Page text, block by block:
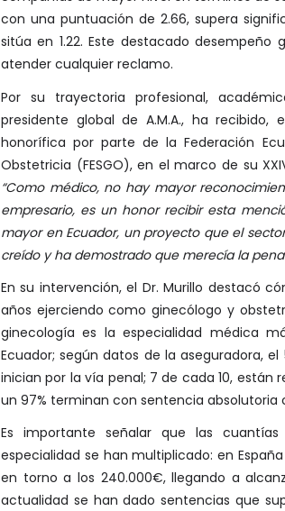
con una puntuación de 2.66, supera
sitúa en 1.22. Este destacado
atender cualquier reclamo.
Por su trayectoria profesional,
presidente global de A.M.A., ha
honorífica por parte de la Federación
Obstetricia (FESGO), en el marco de su
“Como médico, no hay mayor
empresario, es un honor recibir esta
mayor en Ecuador, un proyecto que el
creído y ha demostrado que merecía la pena
En su intervención, el Dr. Murillo destacó
años ejerciendo como ginecólogo y
ginecología es la especialidad médica
Ecuador; según datos de la aseguradora,
inician por la vía penal; 7 de cada 10, están
un 97% terminan con sentencia
Es importante señalar que las
especialidad se han multiplicado: en
en torno a los 240.000€, llegando a
actualidad se han dado sentencias que